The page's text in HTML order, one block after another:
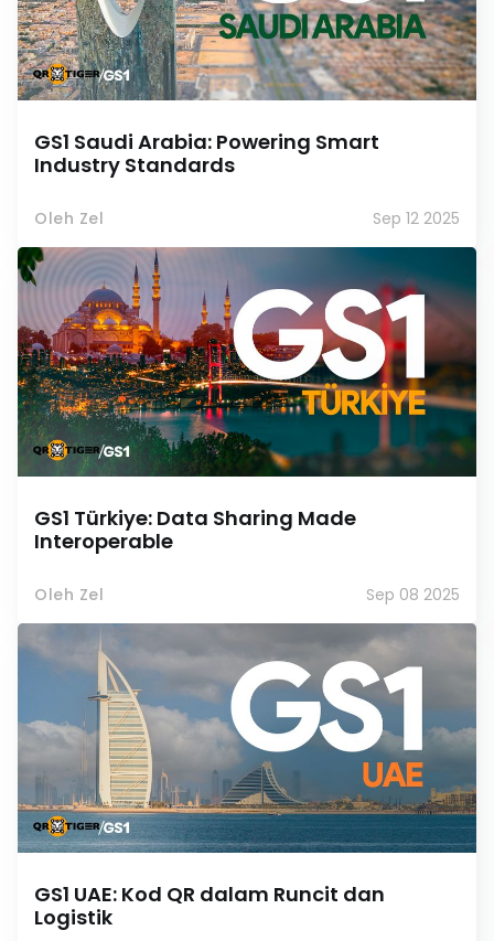
GS1 Saudi Arabia: Powering Smart
Industry Standards
Oleh Zel Sep 12 2025
GS1 Türkiye: Data Sharing Made
Interoperable
Oleh Zel Sep 08 2025
GS1 UAE: Kod QR dalam Runcit dan
Logistik